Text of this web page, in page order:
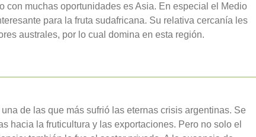
con muchas oportunidades es Asia. En especial el Medio
para la fruta sudafricana. Su relativa cercanía les
australes, por lo cual domina en esta región.
de las que más sufrió las eternas crisis argentinas. Se
hacia la fruticultura y las exportaciones. Pero no solo el